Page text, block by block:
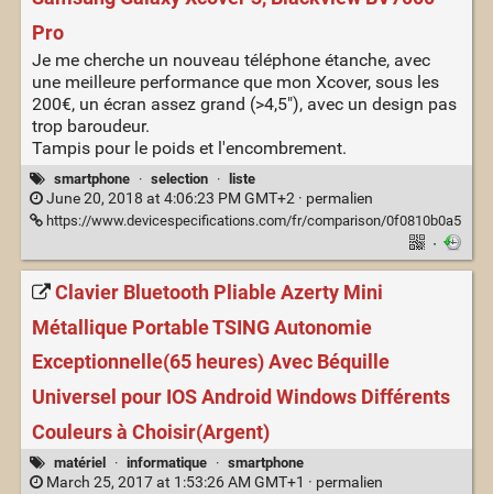
Pro
Je me cherche un nouveau téléphone étanche, avec
une meilleure performance que mon Xcover, sous les
200€, un écran assez grand (>4,5"), avec un design pas
trop baroudeur.
Tampis pour le poids et l'encombrement.
smartphone · selection · liste
June 20, 2018 at 4:06:23 PM GMT+2 · permalien
https://www.devicespecifications.com/fr/comparison/0f0810b0a5
·
Clavier Bluetooth Pliable Azerty Mini
Métallique Portable TSING Autonomie
Exceptionnelle(65 heures) Avec Béquille
Universel pour IOS Android Windows Différents
Couleurs à Choisir(Argent)
matériel · informatique · smartphone
March 25, 2017 at 1:53:26 AM GMT+1 · permalien